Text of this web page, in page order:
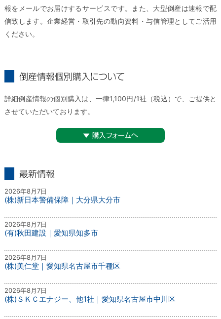
報をメールでお届けするサービスです。また、大型倒産は速報で配
信致します。企業経営・取引先の動向資料・与信管理としてご活用
ください。
詳細倒産情報の個別購入は、一律1,100円/1社（税込）で、ご提供と
させていただいております。
2026年8月7日
(株)新日本警備保障｜大分県大分市
2026年8月7日
(有)秋田建設｜愛知県知多市
2026年8月7日
(株)美仁堂｜愛知県名古屋市千種区
2026年8月7日
(株)ＳＫＣエナジー、他1社｜愛知県名古屋市中川区